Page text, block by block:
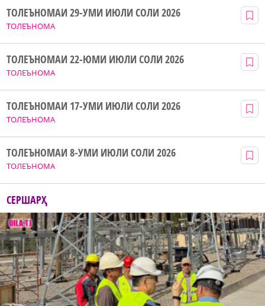
ТОЛЕЪНОМА
ТОЛЕЪНОМАИ 29-УМИ ИЮЛИ СОЛИ 2026
ТОЛЕЪНОМА
ТОЛЕЪНОМАИ 22-ЮМИ ИЮЛИ СОЛИ 2026
ТОЛЕЪНОМА
ТОЛЕЪНОМАИ 17-УМИ ИЮЛИ СОЛИ 2026
ТОЛЕЪНОМА
ТОЛЕЪНОМАИ 8-УМИ ИЮЛИ СОЛИ 2026
СЕРШАРҲ